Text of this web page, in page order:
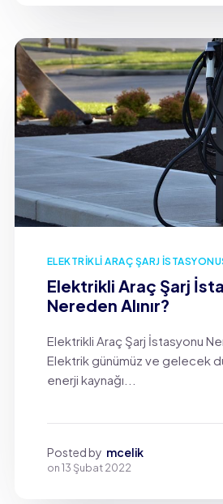
ELEKTRIKLI ARAÇ ŞARJ İSTASYONU
Elektrikli Araç Şarj
Nereden Alınır?
Elektrikli Araç Şarj İstasyonu
Elektrik günümüz ve gelecek
enerji kaynağı...
Posted by mcelik
on13 Şubat 2022